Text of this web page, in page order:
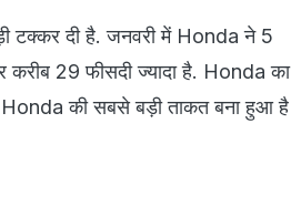
दी है. जनवरी में Honda ने 5
करीब 29 फीसदी ज्यादा है. Honda का
की सबसे बड़ी ताकत बना हुआ है